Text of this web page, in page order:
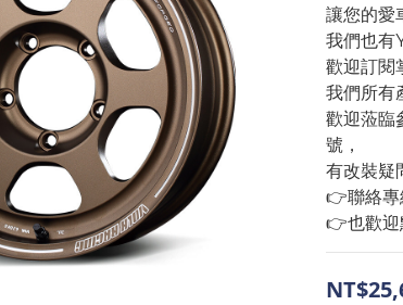
讓您的愛
我們也有
歡迎訂閱
我們所有
歡迎蒞臨
號，
有改裝疑
👉聯絡
👉也歡迎